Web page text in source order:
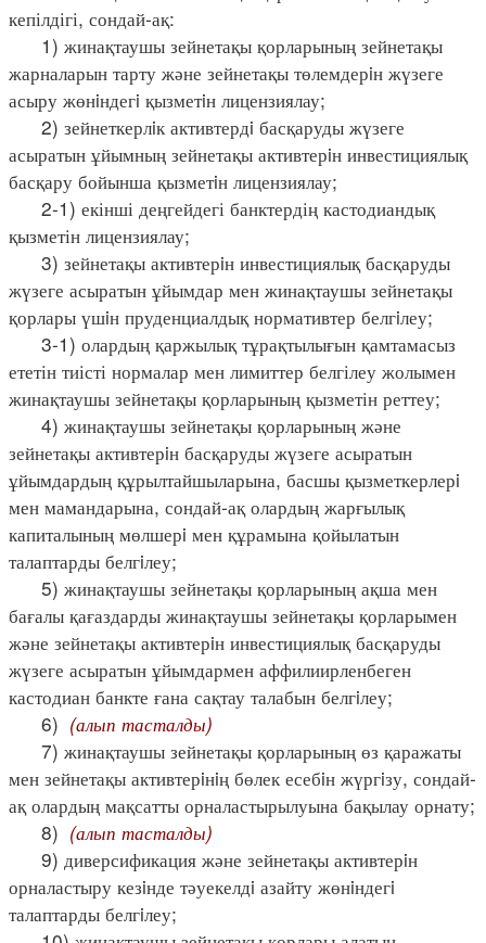
кепілдігі, сондай-ақ:
1) жинақтаушы зейнетақы қорларының зейнетақы
жарналарын тарту және зейнетақы төлемдерiн жүзеге
асыру жөнiндегi қызметiн лицензиялау;
2) зейнеткерлiк активтердi басқаруды жүзеге
асыратын ұйымның зейнетақы активтерiн инвестициялық
басқару бойынша қызметiн лицензиялау;
2-1) екінші деңгейдегі банктердің кастодиандық
қызметін лицензиялау;
3) зейнетақы активтерiн инвестициялық басқаруды
жүзеге асыратын ұйымдар мен жинақтаушы зейнетақы
қорлары үшiн пруденциалдық нормативтер белгiлеу;
3-1) олардың қаржылық тұрақтылығын қамтамасыз
ететін тиісті нормалар мен лимиттер белгілеу жолымен
жинақтаушы зейнетақы қорларының қызметін реттеу;
4) жинақтаушы зейнетақы қорларының және
зейнетақы активтерiн басқаруды жүзеге асыратын
ұйымдардың құрылтайшыларына, басшы қызметкерлерi
мен мамандарына, сондай-ақ олардың жарғылық
капиталының мөлшерi мен құрамына қойылатын
талаптарды белгiлеу;
5) жинақтаушы зейнетақы қорларының ақша мен
бағалы қағаздарды жинақтаушы зейнетақы қорларымен
және зейнетақы активтерiн инвестициялық басқаруды
жүзеге асыратын ұйымдармен аффилиирленбеген
кастодиан банкте ғана сақтау талабын белгiлеу;
6) (алып тасталды)
7) жинақтаушы зейнетақы қорларының өз қаражаты
мен зейнетақы активтерiнiң бөлек есебiн жүргiзу, сондай-
ақ олардың мақсатты орналастырылуына бақылау орнату;
8) (алып тасталды)
9) диверсификация және зейнетақы активтерiн
орналастыру кезiнде тәуекелдi азайту жөнiндегi
талаптарды белгiлеу;